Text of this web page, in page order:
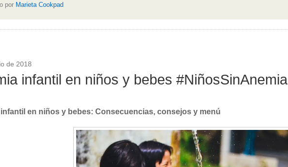
por Marieta Cookpad
de 2018
infantil en niños y bebes #NiñosSinAnemia
en niños y bebes: Consecuencias, consejos y menú